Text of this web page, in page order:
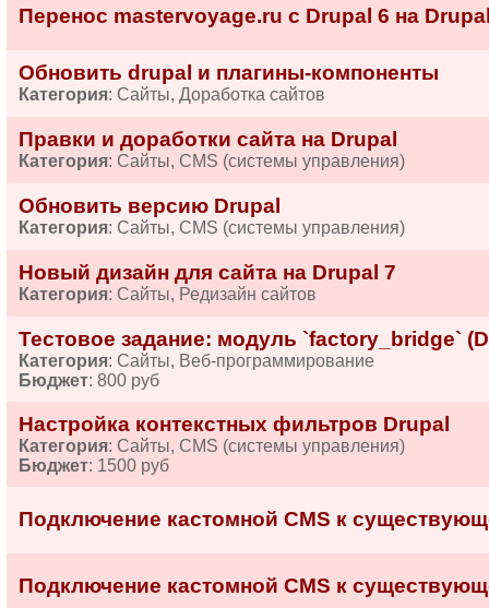
Перенос mastervoyage.ru с Drupal 6 на
Обновить drupal и плагины-компоненты
Категория: Сайты, Доработка сайтов
Правки и доработки сайта на Drupal
Категория: Сайты, CMS (системы управления)
Обновить версию Drupal
Категория: Сайты, CMS (системы управления)
Новый дизайн для сайта на Drupal 7
Категория: Сайты, Редизайн сайтов
Тестовое задание: модуль `factory_bridge`
Категория: Сайты, Веб-программирование
Бюджет: 800 руб
Настройка контекстных фильтров Drupal
Категория: Сайты, CMS (системы управления)
Бюджет: 1500 руб
Подключение кастомной CMS к
Подключение кастомной CMS к